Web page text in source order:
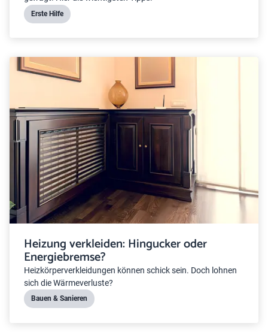
Erste Hilfe
Heizung verkleiden: Hingucker oder
Energiebremse?
Heizkörperverkleidungen können schick sein. Doch lohnen
sich die Wärmeverluste?
Bauen & Sanieren